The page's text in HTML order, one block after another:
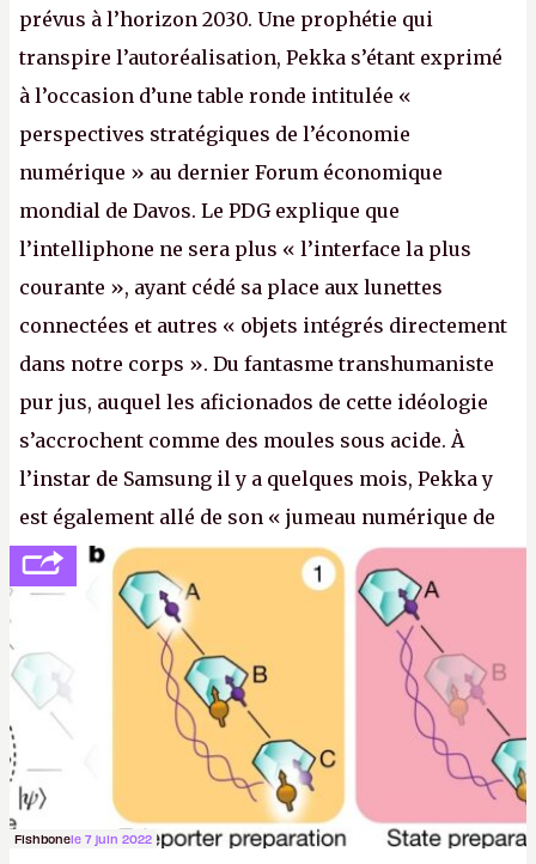
prévus à l’horizon 2030. Une prophétie qui
transpire l’autoréalisation, Pekka s’étant exprimé
à l’occasion d’une table ronde intitulée «
perspectives stratégiques de l’économie
numérique » au dernier Forum économique
mondial de Davos. Le PDG explique que
l’intelliphone ne sera plus « l’interface la plus
courante », ayant cédé sa place aux lunettes
connectées et autres « objets intégrés directement
dans notre corps ». Du fantasme transhumaniste
pur jus, auquel les aficionados de cette idéologie
s’accrochent comme des moules sous acide. À
l’instar de Samsung il y a quelques mois, Pekka y
est également allé de son « jumeau numérique de
tout » et de l’importance des metasangsues, qu’il
considère comme «
la prochaine grande plateforme
informatique après le World Wide Web et le mobile
(Crédit photo : Pexels / Pixabay)
Fishbonele 7 juin 2022